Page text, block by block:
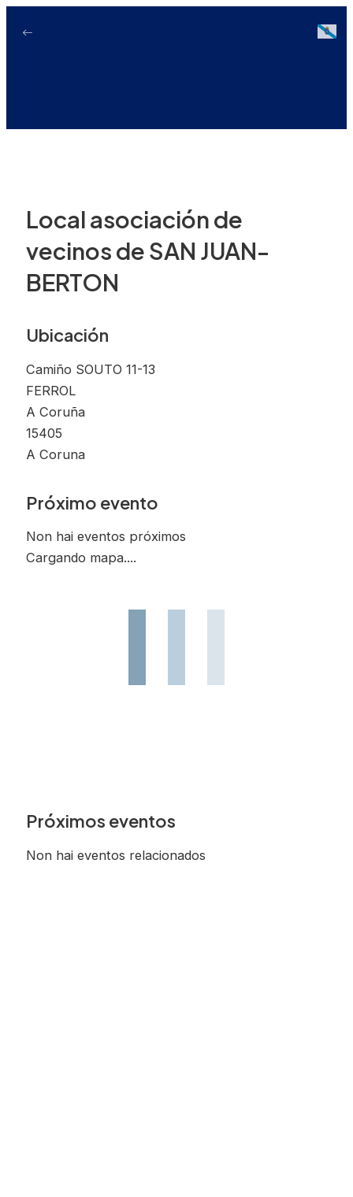
Local asociación de
vecinos de SAN JUAN-
BERTON
Ubicación
Camiño SOUTO 11-13
FERROL
A Coruña
15405
A Coruna
Próximo evento
Non hai eventos próximos
Cargando mapa....
Próximos eventos
Non hai eventos relacionados